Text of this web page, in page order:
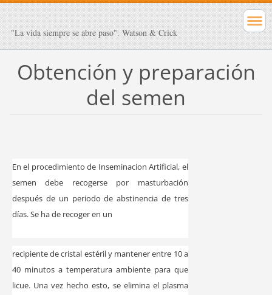
"La vida siempre se abre paso". Watson & Crick
Obtención y preparación
del semen
En el procedimiento de Inseminacion Artificial, el
semen debe recogerse por masturbación
después de un periodo de abstinencia de tres
días. Se ha de recoger en un
recipiente de cristal estéril y mantener entre 10 a
40 minutos a temperatura ambiente para que
licue. Una vez hecho esto, se elimina el plasma